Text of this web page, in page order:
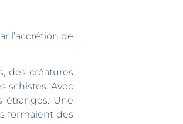
l’accrétion de
des créatures
schistes. Avec
étranges. Une
formaient des